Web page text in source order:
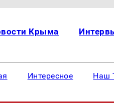
Крыма
Интересное Наш